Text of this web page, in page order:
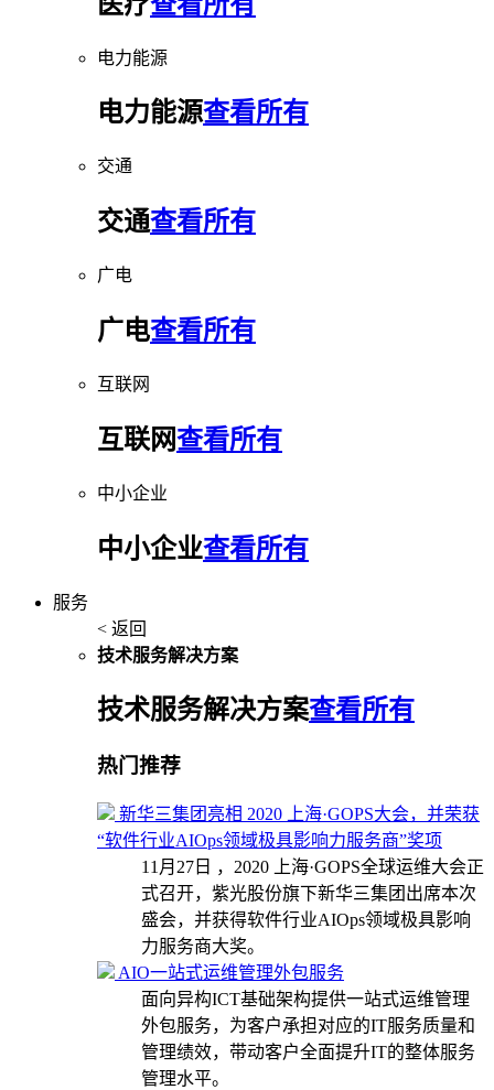
电力能源
电力能源查看所有
交通
交通查看所有
广电
广电查看所有
互联网
互联网查看所有
中小企业
中小企业查看所有
服务
< 返回
技术服务解决方案
技术服务解决方案查看所有
热门推荐
新华三集团亮相 2020 上海·GOPS大会，并荣获
“软件行业AIOps领域极具影响力服务商”奖项
11月27日 ，2020 上海·GOPS全球运维大会正
式召开，紫光股份旗下新华三集团出席本次
盛会，并获得软件行业AIOps领域极具影响
力服务商大奖。
AIO一站式运维管理外包服务
面向异构ICT基础架构提供一站式运维管理
外包服务，为客户承担对应的IT服务质量和
管理绩效，带动客户全面提升IT的整体服务
管理水平。